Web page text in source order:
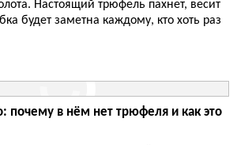
Настоящий трюфель пахнет, весит
будет заметна каждому, кто хоть раз
почему в нём нет трюфеля и как это